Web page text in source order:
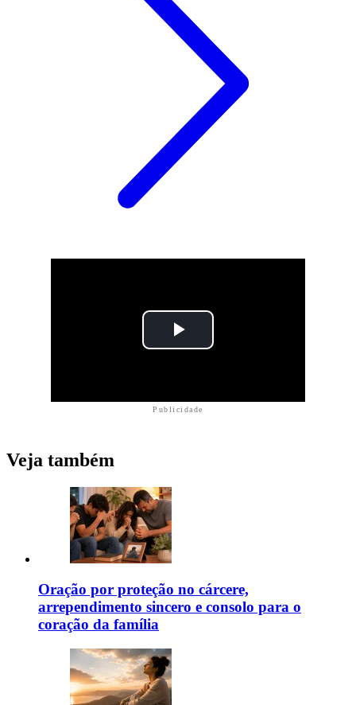
Publicidade
Veja também
Oração por proteção no cárcere,
arrependimento sincero e consolo para o
coração da família